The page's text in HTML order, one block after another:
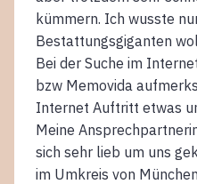
kümmern. Ich wusste
Bestattungsgiganten
Bei der Suche im
bzw Memovida
Internet Auftritt etwas
Meine
sich sehr lieb um uns
im Umkreis von